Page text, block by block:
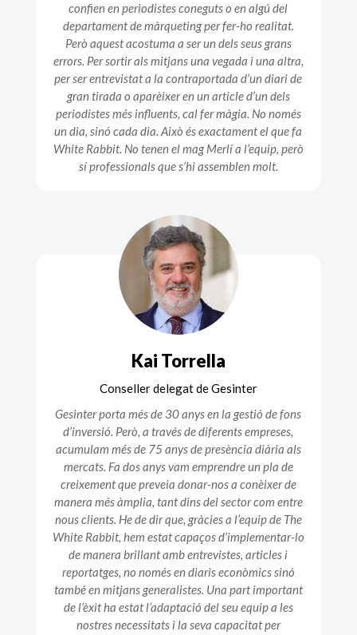
confien en periodistes coneguts o en algú del
departament de màrqueting per fer-ho realitat.
Però aquest acostuma a ser un dels seus grans
errors. Per sortir als mitjans una vegada i una altra,
per ser entrevistat a la contraportada d’un diari de
gran tirada o aparèixer en un article d’un dels
periodistes més influents, cal fer màgia. No només
un dia, sinó cada dia. Això és exactament el que fa
White Rabbit. No tenen el mag Merlí a l’equip, però
sí professionals que s’hi assemblen molt.
Kai Torrella
Conseller delegat de Gesinter
Gesinter porta més de 30 anys en la gestió de fons
d’inversió. Però, a través de diferents empreses,
acumulam més de 75 anys de presència diària als
mercats. Fa dos anys vam emprendre un pla de
creixement que preveia donar-nos a conèixer de
manera més àmplia, tant dins del sector com entre
nous clients. He de dir que, gràcies a l’equip de The
White Rabbit, hem estat capaços d’implementar-lo
de manera brillant amb entrevistes, articles i
reportatges, no només en diaris econòmics sinó
també en mitjans generalistes. Una part important
de l’èxit ha estat l’adaptació del seu equip a les
nostres necessitats i la seva capacitat per